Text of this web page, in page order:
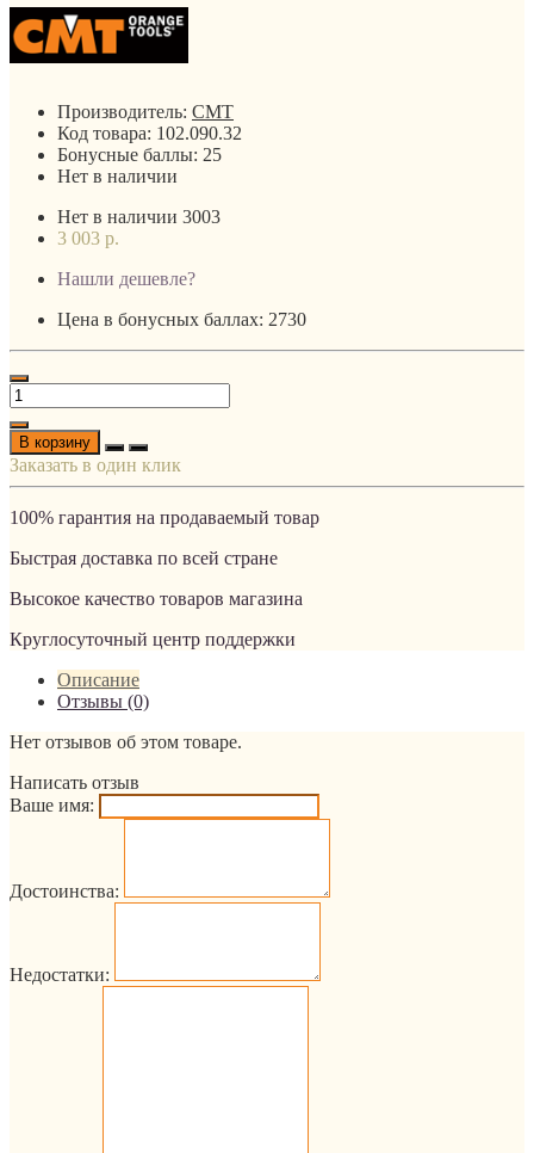
Производитель: CMT
Код товара: 102.090.32
Бонусные баллы: 25
Нет в наличии
Нет в наличии 3003
3 003 р.
Нашли дешевле?
Цена в бонусных баллах: 2730
В корзину
Заказать в один клик
100% гарантия на продаваемый товар
Быстрая доставка по всей стране
Высокое качество товаров магазина
Круглосуточный центр поддержки
Описание
Отзывы (0)
Нет отзывов об этом товаре.
Написать отзыв
Ваше имя:
Достоинства:
Недостатки: